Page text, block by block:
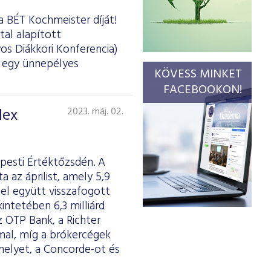
BÉT Kochmeister díját!
alapított
Diákköri Konferencia)
ünnepélyes
2023. máj. 02.
Értéktőzsdén. A
az áprilist, amely 5,9
együtt visszafogott
6,3 milliárd
Bank, a Richter
míg a brókercégek
a Concorde-ot és
KÖVESS MINKET
FACEBOOKON!